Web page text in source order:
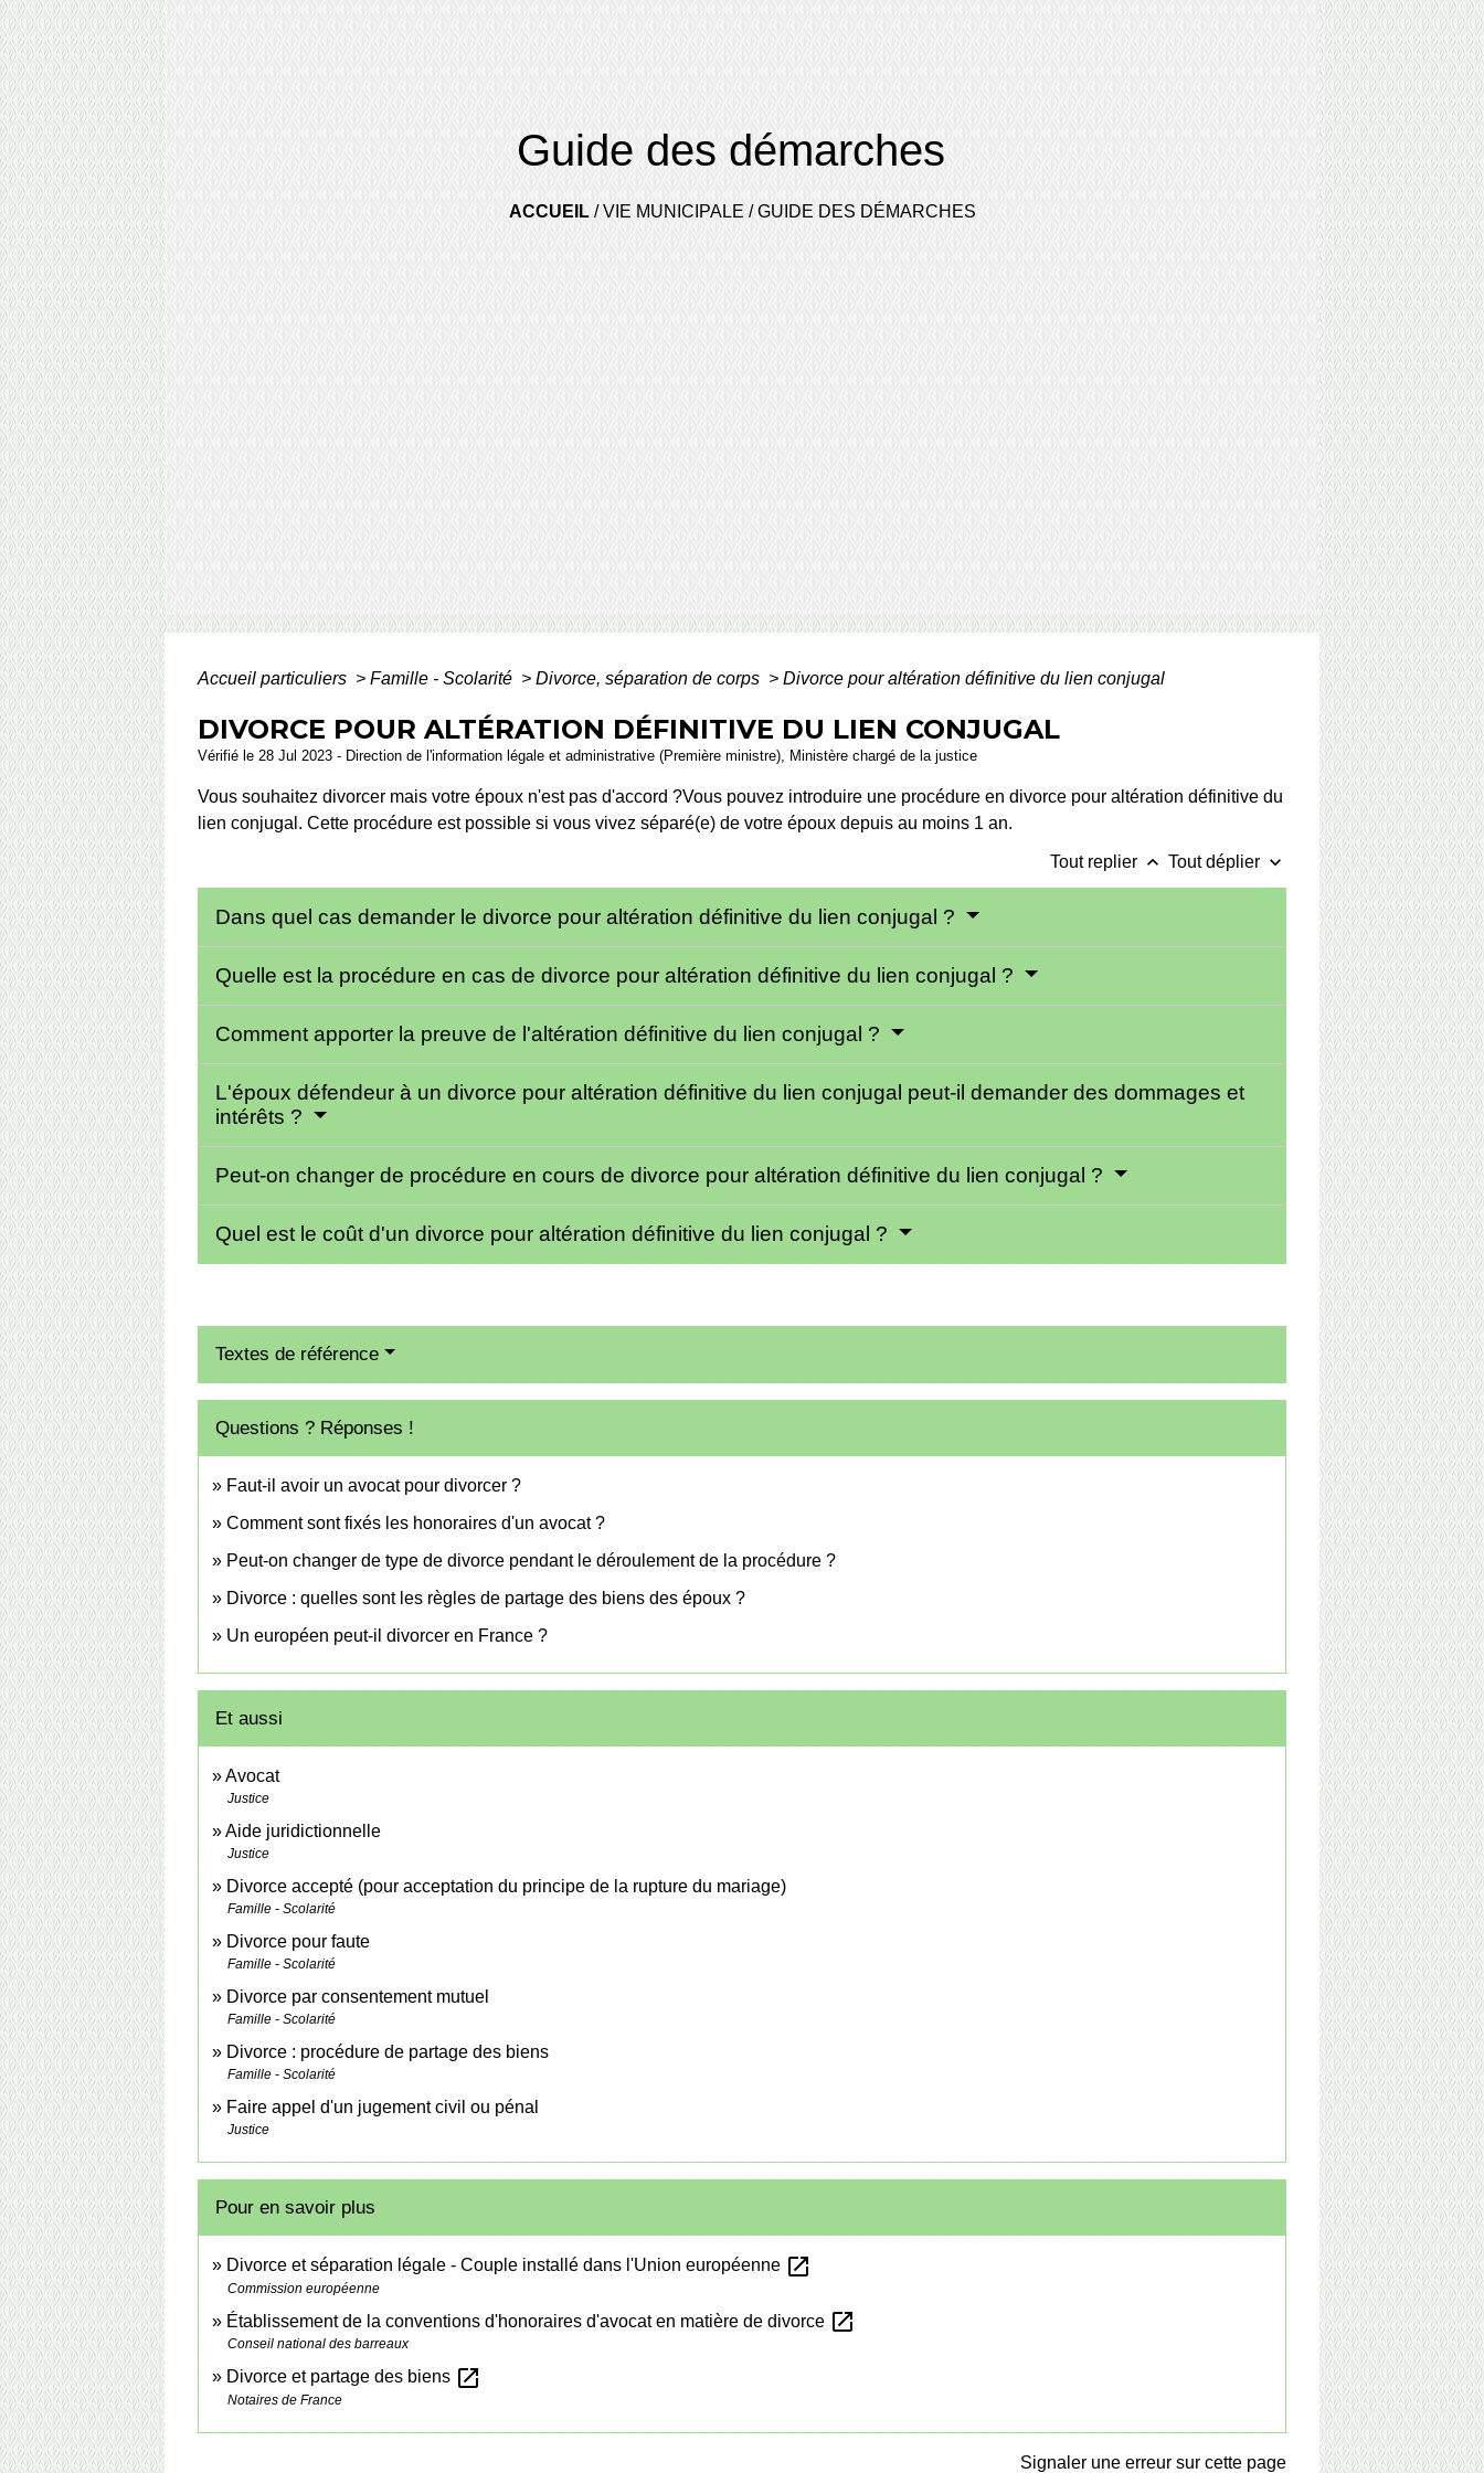
Guide des démarches
ACCUEIL/VIE MUNICIPALE /GUIDE DES DÉMARCHES
Accueil particuliers > Famille - Scolarité > Divorce, séparation de corps > Divorce pour altération définitive du lien conjugal
DIVORCE POUR ALTÉRATION DÉFINITIVE DU LIEN CONJUGAL
Vérifié le 28 Jul 2023 - Direction de l'information légale et administrative (Première ministre), Ministère chargé de la justice
Vous souhaitez divorcer mais votre époux n'est pas d'accord ?Vous pouvez introduire une procédure en divorce pour altération définitive du
lien conjugal. Cette procédure est possible si vous vivez séparé(e) de votre époux depuis au moins 1 an.
Tout replier keyboard_arrow_up Tout déplier keyboard_arrow_down
Dans quel cas demander le divorce pour altération définitive du lien conjugal ?
Quelle est la procédure en cas de divorce pour altération définitive du lien conjugal ?
Comment apporter la preuve de l'altération définitive du lien conjugal ?
L'époux défendeur à un divorce pour altération définitive du lien conjugal peut-il demander des dommages et
intérêts ?
Peut-on changer de procédure en cours de divorce pour altération définitive du lien conjugal ?
Quel est le coût d'un divorce pour altération définitive du lien conjugal ?
Textes de référence
Questions ? Réponses !
Faut-il avoir un avocat pour divorcer ?
Comment sont fixés les honoraires d'un avocat ?
Peut-on changer de type de divorce pendant le déroulement de la procédure ?
Divorce : quelles sont les règles de partage des biens des époux ?
Un européen peut-il divorcer en France ?
Et aussi
Avocat
Justice
Aide juridictionnelle
Justice
Divorce accepté (pour acceptation du principe de la rupture du mariage)
Famille - Scolarité
Divorce pour faute
Famille - Scolarité
Divorce par consentement mutuel
Famille - Scolarité
Divorce : procédure de partage des biens
Famille - Scolarité
Faire appel d'un jugement civil ou pénal
Justice
Pour en savoir plus
Divorce et séparation légale - Couple installé dans l'Union européenne open_in_new
Commission européenne
Établissement de la conventions d'honoraires d'avocat en matière de divorce open_in_new
Conseil national des barreaux
Divorce et partage des biens open_in_new
Notaires de France
Signaler une erreur sur cette page